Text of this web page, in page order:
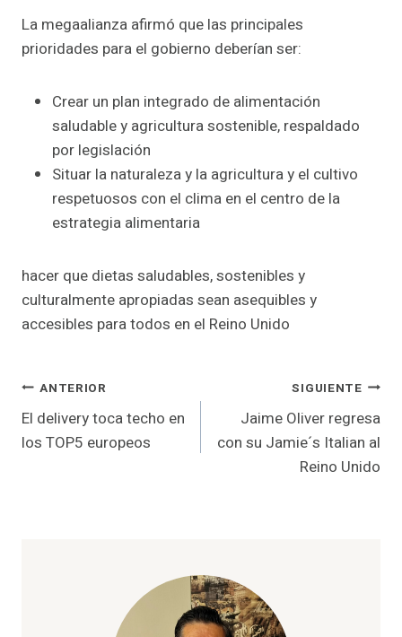
La megaalianza afirmó que las principales
prioridades para el gobierno deberían ser:
Crear un plan integrado de alimentación
saludable y agricultura sostenible, respaldado
por legislación
Situar la naturaleza y la agricultura y el cultivo
respetuosos con el clima en el centro de la
estrategia alimentaria
hacer que dietas saludables, sostenibles y
culturalmente apropiadas sean asequibles y
accesibles para todos en el Reino Unido
Navegación
de
ANTERIOR
El delivery toca techo en
los TOP5 europeos
SIGUIENTE
Jaime Oliver regresa
con su Jamie´s Italian al
Reino Unido